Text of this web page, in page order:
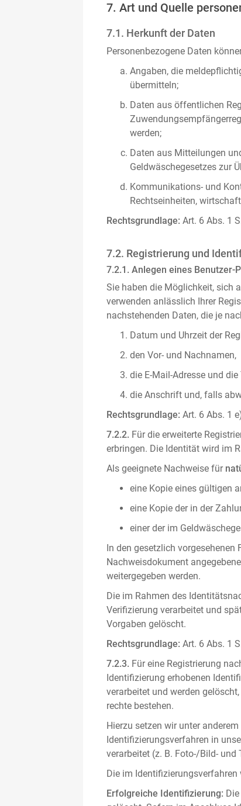
7. Art und Quelle
7.1. Herkunft der Daten
Personenbezogene Daten
Angaben, die
übermitteln;
Daten aus öffentlichen
werden;
Daten aus Mitteilungen
Geldwäschegesetzes zur
Kommunikations- und
Rechtseinheiten,
Rechtsgrundlage: Art. 6 Abs. 1
7.2. Registrierung und
7.2.1. Anlegen eines Benutzer-
Sie haben die Möglichkeit, sich
verwenden anlässlich Ihrer
nachstehenden Daten, die je
Datum und Uhrzeit der
den Vor- und Nachnamen,
die E-Mail-Adresse und
die Anschrift und, falls
Rechtsgrundlage: Art. 6 Abs. 1
7.2.2. Für die erweiterte
erbringen. Die Identität wird im
Als geeignete Nachweise für
eine Kopie eines gültigen
eine Kopie der in der
einer der im
In den gesetzlich
Nachweisdokument
weitergegeben werden.
Die im Rahmen des
Verifizierung verarbeitet und
Vorgaben gelöscht.
Rechtsgrundlage: Art. 6 Abs. 1
7.2.3. Für eine Registrierung
Identifizierung erhobenen
verarbeitet und werden
rechte bestehen.
Hierzu setzen wir unter
Identifizierungsverfahren in
verarbeitet (z. B. Foto-/Bild-
Die im
Erfolgreiche Identifizierung: